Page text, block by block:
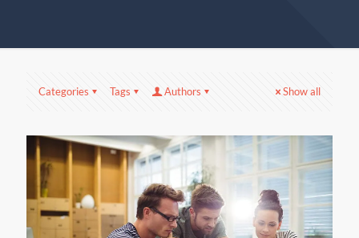
Categories Tags Authors Show all